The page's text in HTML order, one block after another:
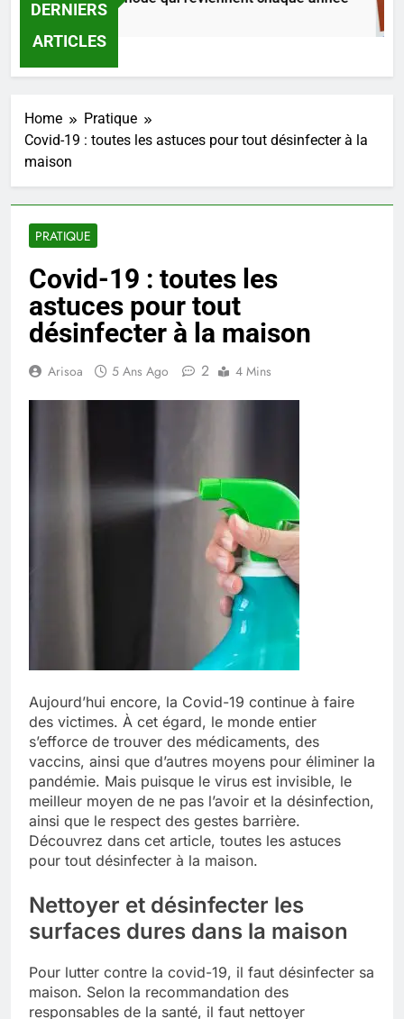
DERNIERS
ARTICLES
5 Heures Ago
Home
Pratique
Covid-19 : toutes les astuces pour tout désinfecter à la
maison
PRATIQUE
Covid-19 : toutes les
astuces pour tout
désinfecter à la maison
Arisoa 5 Ans Ago 2 4 Mins
Aujourd’hui encore, la Covid-19 continue à faire
des victimes. À cet égard, le monde entier
s’efforce de trouver des médicaments, des
vaccins, ainsi que d’autres moyens pour éliminer la
pandémie. Mais puisque le virus est invisible, le
meilleur moyen de ne pas l’avoir et la désinfection,
ainsi que le respect des gestes barrière.
Découvrez dans cet article, toutes les astuces
pour tout désinfecter à la maison.
Nettoyer et désinfecter les
surfaces dures dans la maison
Pour lutter contre la covid-19, il faut désinfecter sa
maison. Selon la recommandation des
responsables de la santé, il faut nettoyer